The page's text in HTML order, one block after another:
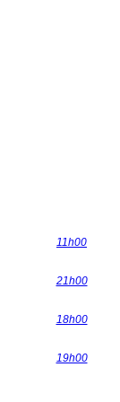
11h00
21h00
18h00
19h00